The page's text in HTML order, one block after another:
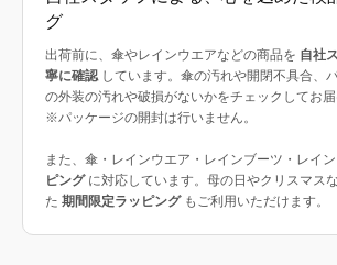
グ
出荷前に、傘やレインウエアなどの商品を 自社
寧に確認しています。傘の汚れや開閉不具合、
の外装の汚れや破損がないかをチェックしてお届
※パッケージの開封は行いません。
また、傘・レインウエア・レインブーツ・レイ
ピングに対応しています。母の日やクリスマス
た 期間限定ラッピングもご利用いただけます。